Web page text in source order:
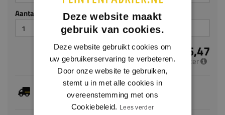
Aantal stuks
€ 5,47
per meter
Dit artikel is voorradig, de verwachte levertijd
bedraagt 10-12 werkdagen
Deze website maakt
gebruik van cookies.
Deze website gebruikt cookies om
uw gebruikerservaring te verbeteren.
Door onze website te gebruiken,
stemt u in met alle cookies in
overeenstemming met ons
Cookiebeleid. Lees verder